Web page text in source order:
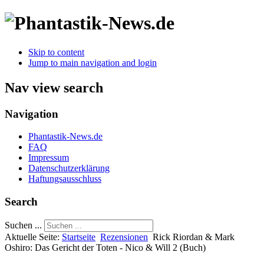
Skip to content
Jump to main navigation and login
Nav view search
Navigation
Phantastik-News.de
FAQ
Impressum
Datenschutzerklärung
Haftungsausschluss
Search
Suchen ...
Aktuelle Seite: Startseite Rezensionen Rick Riordan & Mark
Oshiro: Das Gericht der Toten - Nico & Will 2 (Buch)